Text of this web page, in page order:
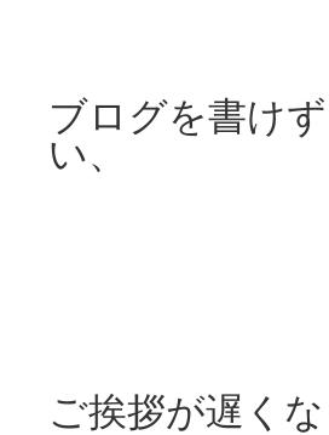
ブログを書け
い、
ご挨拶が遅く